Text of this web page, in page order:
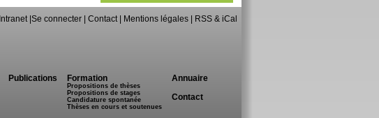
Intranet |Se connecter |Contact Mentions légales RSS & iCal
Publications Formation
Propositions de thèses
Propositions de stages
Candidature spontanée
Thèses en cours et soutenues
Annuaire
Contact